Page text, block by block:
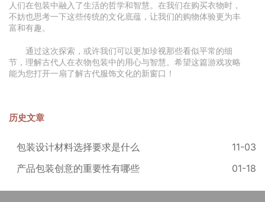
人们在包装中融入了生活的哲学和智慧。在我们在购买衣物时，
不妨也思考一下这些传统的文化底蕴，让我们的购物体验更为丰
富和有趣。
通过这次探索，或许我们可以更加珍视那些看似平常的细
节，理解古代人在衣物包装中的用心与智慧。希望这篇游戏攻略
能为您打开一扇了解古代服饰文化的新窗口！
历史文章
包装设计材料选择要求是什么
11-03
产品包装创意的重要性有哪些
01-18